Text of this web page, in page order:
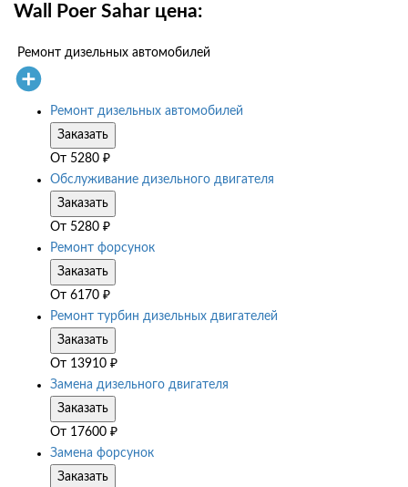
Wall Poer Sahar цена:
Ремонт дизельных автомобилей
Ремонт дизельных автомобилей
Заказать
От 5280 ₽
Обслуживание дизельного двигателя
Заказать
От 5280 ₽
Ремонт форсунок
Заказать
От 6170 ₽
Ремонт турбин дизельных двигателей
Заказать
От 13910 ₽
Замена дизельного двигателя
Заказать
От 17600 ₽
Замена форсунок
Заказать